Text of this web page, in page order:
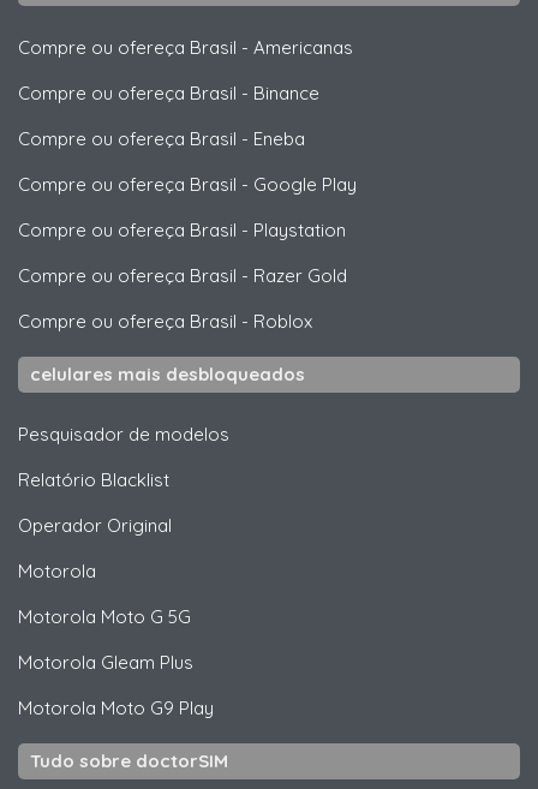
Compre ou ofereça Brasil - Americanas
Compre ou ofereça Brasil - Binance
Compre ou ofereça Brasil - Eneba
Compre ou ofereça Brasil - Google Play
Compre ou ofereça Brasil - Playstation
Compre ou ofereça Brasil - Razer Gold
Compre ou ofereça Brasil - Roblox
celulares mais desbloqueados
Pesquisador de modelos
Relatório Blacklist
Operador Original
Motorola
Motorola Moto G 5G
Motorola Gleam Plus
Motorola Moto G9 Play
Tudo sobre doctorSIM